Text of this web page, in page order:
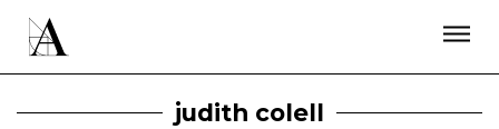
judith colell